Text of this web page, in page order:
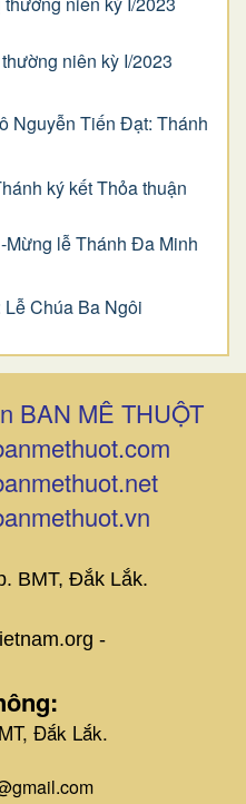
niên kỳ I/2023
Nguyễn Tiến Đạt: Thánh
ký kết Thỏa thuận
Mừng lễ Thánh Đa Minh
Chúa Ba Ngôi
BAN MÊ THUỘT
BMT, Đắk Lắk.
-
Đắk Lắk.